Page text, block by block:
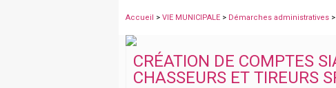
Accueil > VIE MUNICIPALE > Démarches administratives
CRÉATION DE COMPTES
CHASSEURS ET TIREURS